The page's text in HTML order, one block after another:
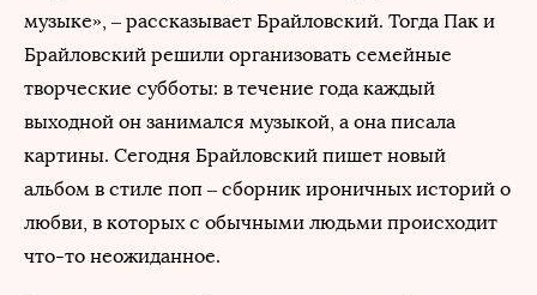
музыке», – рассказывает Брайловский. Тогда Пак и
Брайловский решили организовать семейные
творческие субботы: в течение года каждый
выходной он занимался музыкой, а она писала
картины. Сегодня Брайловский пишет новый
альбом в стиле поп – сборник ироничных историй о
любви, в которых с обычными людьми происходит
что-то неожиданное.